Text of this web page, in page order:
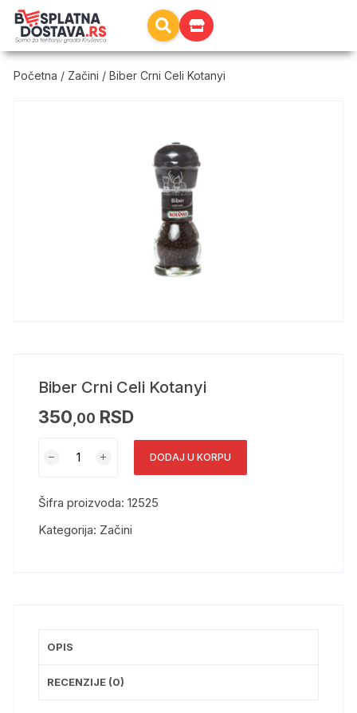
Početna / Začini / Biber Crni Celi Kotanyi
Biber Crni Celi Kotanyi
350 ,00 RSD
DODAJ U KORPU
Šifra proizvoda:12525
Kategorija: Začini
OPIS
RECENZIJE (0)